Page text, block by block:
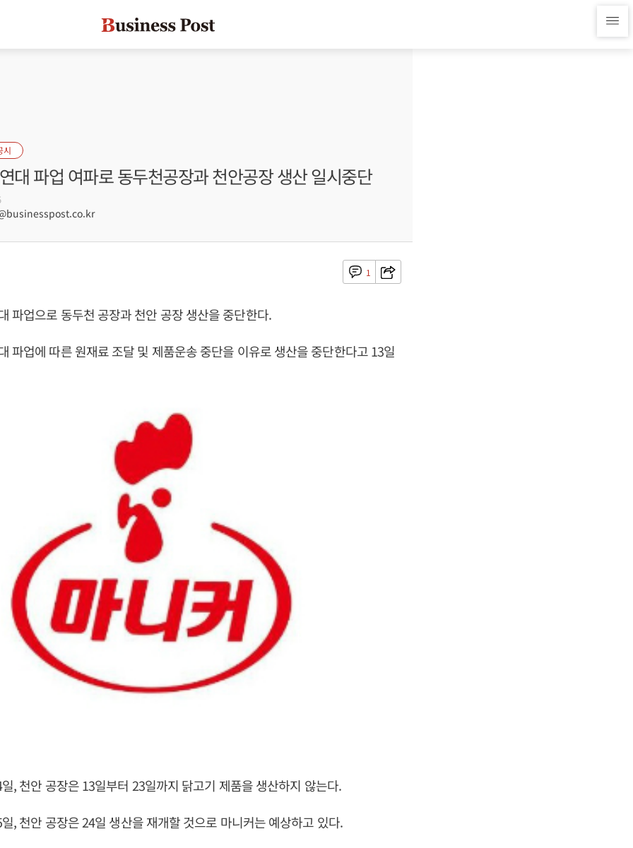
시
대 파업 여파로 동두천공장과 천안공장 생산 일시중단
1
파업으로 동두천 공장과 천안 공장 생산을 중단한다.
파업에 따른 원재료 조달 및 제품운송 중단을 이유로 생산을 중단한다고 13일
, 천안 공장은 13일부터 23일까지 닭고기 제품을 생산하지 않는다.
, 천안 공장은 24일 생산을 재개할 것으로 마니커는 예상하고 있다.